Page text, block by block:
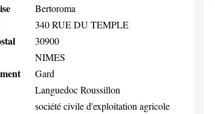
Bertoroma
340 RUE DU TEMPLE
30900
NIMES
Gard
Languedoc Roussillon
société civile d'exploitation agricole